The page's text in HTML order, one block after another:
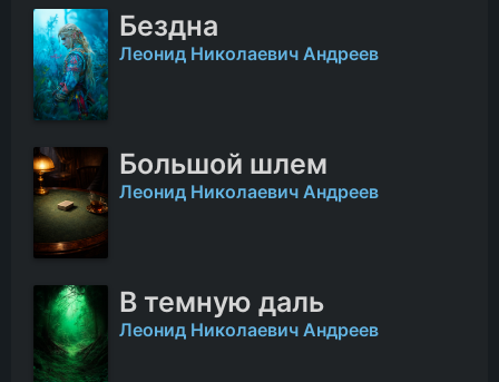
Бездна
Леонид Николаевич Андреев
Большой шлем
Леонид Николаевич Андреев
В темную даль
Леонид Николаевич Андреев